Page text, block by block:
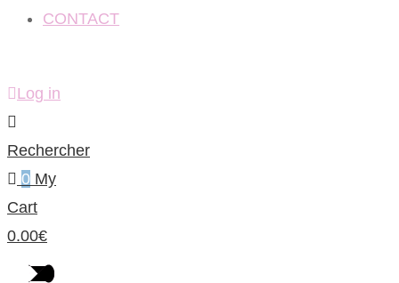
CONTACT
Log in
Rechercher
0 My
Cart
0.00€